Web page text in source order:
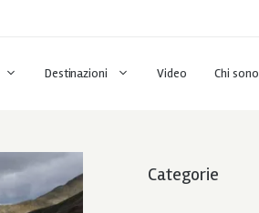
Destinazioni Video Chi sono
Categorie